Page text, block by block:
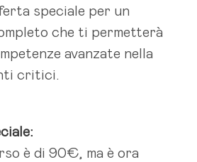
speciale per un
che ti permetterà
avanzate nella
critici.
è di 90€, ma è ora